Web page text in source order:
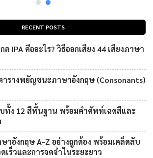
RECENT POSTS
IPA คืออะไร? วิธีออกเสียง 44 เสียงภาษา
ารางพยัญชนะภาษาอังกฤษ (Consonants)
ทั้ง 12 สีพื้นฐาน พร้อมคำศัพท์เฉดสีและ
าอังกฤษ A-Z อย่างถูกต้อง พร้อมเคล็ดลับ
เร็วและการจดจำในระยะยาว